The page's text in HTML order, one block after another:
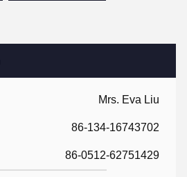
Mrs. Eva Liu
86-134-16743702
86-0512-62751429